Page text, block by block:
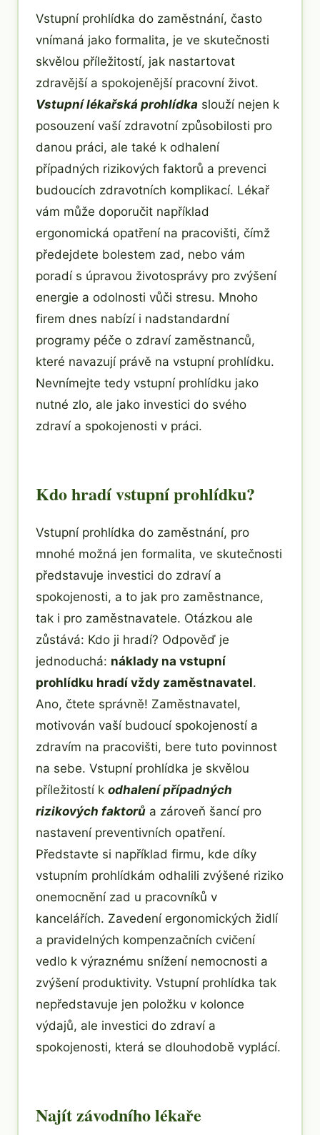
Vstupní prohlídka do zaměstnání, často
vnímaná jako formalita, je ve skutečnosti
skvělou příležitostí, jak nastartovat
zdravější a spokojenější pracovní život.
Vstupní lékařská prohlídka slouží nejen k
posouzení vaší zdravotní způsobilosti pro
danou práci, ale také k odhalení
případných rizikových faktorů a prevenci
budoucích zdravotních komplikací. Lékař
vám může doporučit například
ergonomická opatření na pracovišti, čímž
předejdete bolestem zad, nebo vám
poradí s úpravou životosprávy pro zvýšení
energie a odolnosti vůči stresu. Mnoho
firem dnes nabízí i nadstandardní
programy péče o zdraví zaměstnanců,
které navazují právě na vstupní prohlídku.
Nevnímejte tedy vstupní prohlídku jako
nutné zlo, ale jako investici do svého
zdraví a spokojenosti v práci.
Kdo hradí vstupní prohlídku?
Vstupní prohlídka do zaměstnání, pro
mnohé možná jen formalita, ve skutečnosti
představuje investici do zdraví a
spokojenosti, a to jak pro zaměstnance,
tak i pro zaměstnavatele. Otázkou ale
zůstává: Kdo ji hradí? Odpověď je
jednoduchá: náklady na vstupní
prohlídku hradí vždy zaměstnavatel.
Ano, čtete správně! Zaměstnavatel,
motivován vaší budoucí spokojeností a
zdravím na pracovišti, bere tuto povinnost
na sebe. Vstupní prohlídka je skvělou
příležitostí k odhalení případných
rizikových faktorů a zároveň šancí pro
nastavení preventivních opatření.
Představte si například firmu, kde díky
vstupním prohlídkám odhalili zvýšené riziko
onemocnění zad u pracovníků v
kancelářích. Zavedení ergonomických židlí
a pravidelných kompenzačních cvičení
vedlo k výraznému snížení nemocnosti a
zvýšení produktivity. Vstupní prohlídka tak
nepředstavuje jen položku v kolonce
výdajů, ale investici do zdraví a
spokojenosti, která se dlouhodobě vyplácí.
Najít závodního lékaře